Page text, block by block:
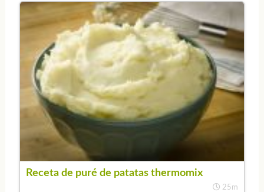
Receta de puré de patatas thermomix
25m